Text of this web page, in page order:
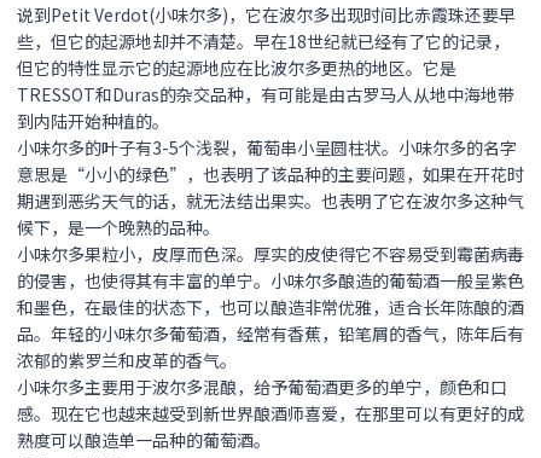
说到Petit Verdot(小味尔多)，它在波尔多出现时间比赤霞珠还要早
些，但它的起源地却并不清楚。早在18世纪就已经有了它的记录，
但它的特性显示它的起源地应在比波尔多更热的地区。它是
TRESSOT和Duras的杂交品种，有可能是由古罗马人从地中海地带
到内陆开始种植的。
小味尔多的叶子有3-5个浅裂，葡萄串小呈圆柱状。小味尔多的名字
意思是“小小的绿色”，也表明了该品种的主要问题，如果在开花时
期遇到恶劣天气的话，就无法结出果实。也表明了它在波尔多这种气
候下，是一个晚熟的品种。
小味尔多果粒小，皮厚而色深。厚实的皮使得它不容易受到霉菌病毒
的侵害，也使得其有丰富的单宁。小味尔多酿造的葡萄酒一般呈紫色
和墨色，在最佳的状态下，也可以酿造非常优雅，适合长年陈酿的酒
品。年轻的小味尔多葡萄酒，经常有香蕉，铅笔屑的香气，陈年后有
浓郁的紫罗兰和皮革的香气。
小味尔多主要用于波尔多混酿，给予葡萄酒更多的单宁，颜色和口
感。现在它也越来越受到新世界酿酒师喜爱，在那里可以有更好的成
熟度可以酿造单一品种的葡萄酒。